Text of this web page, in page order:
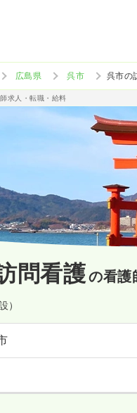
広島県 呉市 呉市の
求人・転職・給料
問看護の看護
）